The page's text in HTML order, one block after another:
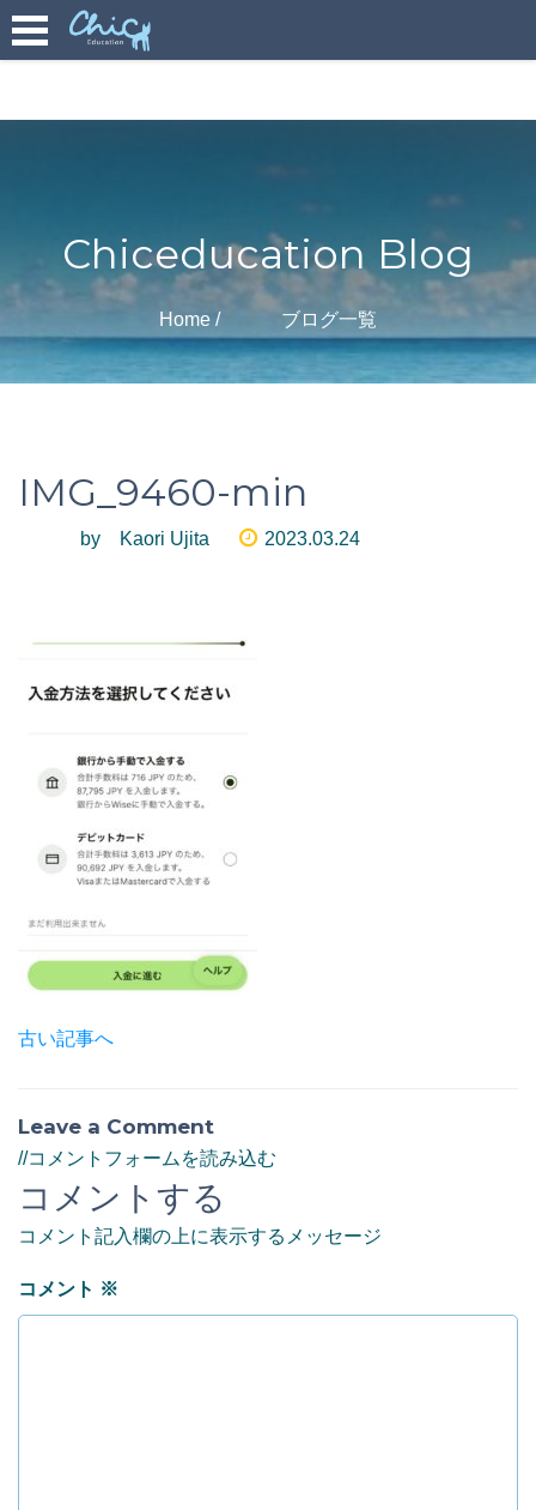
Chiceducation Blog
Home ブログ一覧
IMG_9460-min
by Kaori Ujita 2023.03.24
古い記事へ
Leave a Comment
//コメントフォームを読み込む
コメントする
コメント記入欄の上に表示するメッセージ
コメント ※